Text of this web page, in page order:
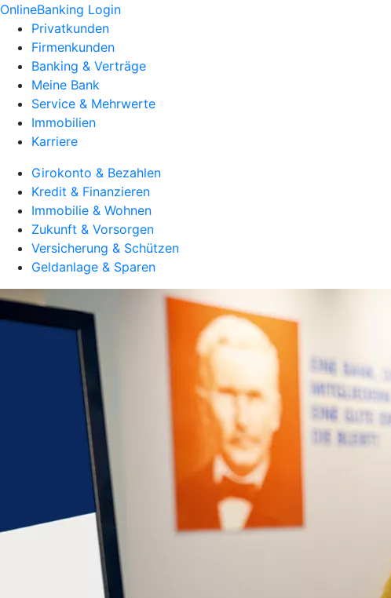
OnlineBanking Login
Privatkunden
Firmenkunden
Banking & Verträge
Meine Bank
Service & Mehrwerte
Immobilien
Karriere
Girokonto & Bezahlen
Kredit & Finanzieren
Immobilie & Wohnen
Zukunft & Vorsorgen
Versicherung & Schützen
Geldanlage & Sparen